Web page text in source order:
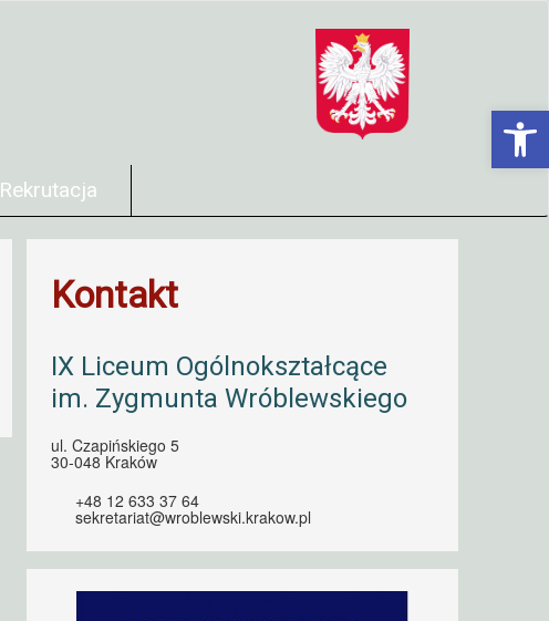
Rekrutacja
Kontakt
IX Liceum Ogólnokształcące
im. Zygmunta Wróblewskiego
ul. Czapińskiego 5
30-048 Kraków
+48 12 633 37 64
sekretariat@wroblewski.krakow.pl